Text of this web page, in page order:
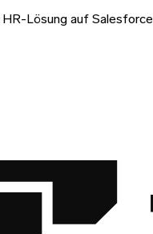
HR-Lösung auf Salesforce